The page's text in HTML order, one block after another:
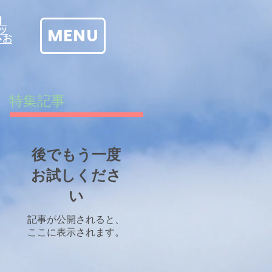
お
MENU
特集記事
後でもう一度
お試しくださ
い
記事が公開されると、
ここに表示されます。